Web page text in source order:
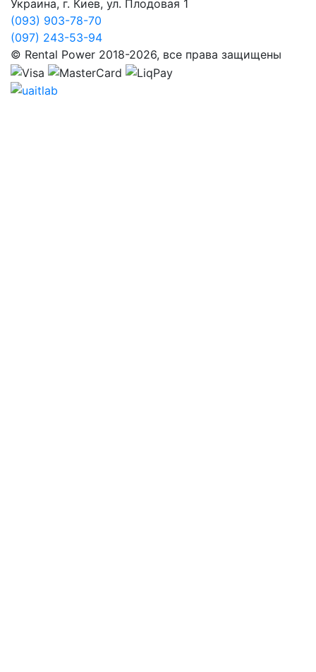
Украина, г. Киев, ул. Плодовая 1
(093) 903-78-70
(097) 243-53-94
© Rental Power 2018-2026, все права защищены